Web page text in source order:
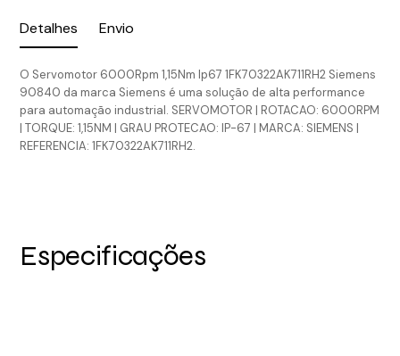
Detalhes Envio
O Servomotor 6000Rpm 1,15Nm Ip67 1FK70322AK711RH2 Siemens
90840 da marca Siemens é uma solução de alta performance
para automação industrial. SERVOMOTOR | ROTACAO: 6000RPM
| TORQUE: 1,15NM | GRAU PROTECAO: IP-67 | MARCA: SIEMENS |
REFERENCIA: 1FK70322AK711RH2.
Especificações